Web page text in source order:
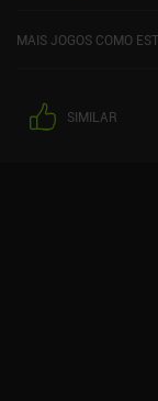
MAIS JOGOS COMO
SIMILAR